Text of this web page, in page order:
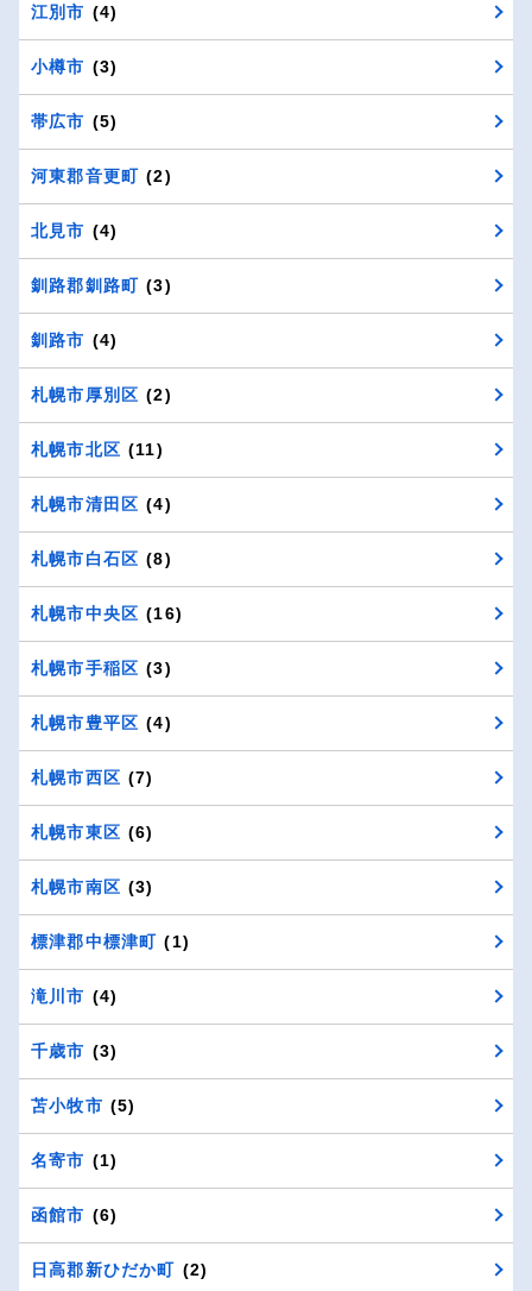
江別市 (4)
小樽市 (3)
帯広市 (5)
河東郡音更町 (2)
北見市 (4)
釧路郡釧路町 (3)
釧路市 (4)
札幌市厚別区 (2)
札幌市北区 (11)
札幌市清田区 (4)
札幌市白石区 (8)
札幌市中央区 (16)
札幌市手稲区 (3)
札幌市豊平区 (4)
札幌市西区 (7)
札幌市東区 (6)
札幌市南区 (3)
標津郡中標津町 (1)
滝川市 (4)
千歳市 (3)
苫小牧市 (5)
名寄市 (1)
函館市 (6)
日高郡新ひだか町 (2)